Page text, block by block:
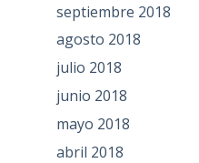
septiembre 2018
agosto 2018
julio 2018
junio 2018
mayo 2018
abril 2018